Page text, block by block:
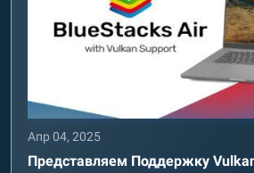
Апр 04, 2025
Представляем Поддержку